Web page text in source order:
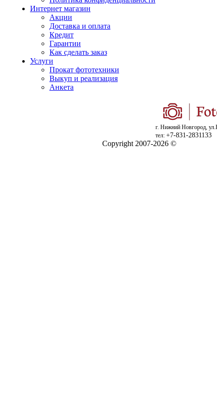
Интернет магазин
Акции
Доставка и оплата
Кредит
Гарантии
Как сделать заказ
Услуги
Прокат фототехники
Выкуп и реализация
Анкета
г. Нижний Новгород,
тел: +7-831-2831133
Copyright 2007-2026 ©